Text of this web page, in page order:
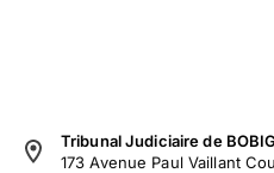
Tribunal Judiciaire de
173 Avenue Paul Vaillant